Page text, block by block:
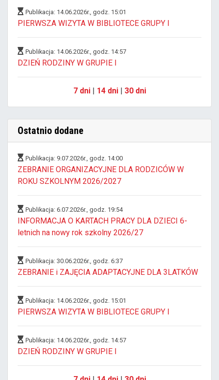
Publikacja: 14.06.2026r., godz. 15:01
PIERWSZA WIZYTA W BIBLIOTECE GRUPY I
Publikacja: 14.06.2026r., godz. 14:57
DZIEŃ RODZINY W GRUPIE I
7 dni| 14 dni| 30 dni
Ostatnio dodane
Publikacja: 9.07.2026r., godz. 14:00
ZEBRANIE ORGANIZACYJNE DLA RODZICÓW W
ROKU SZKOLNYM 2026/2027
Publikacja: 6.07.2026r., godz. 19:54
INFORMACJA O KARTACH PRACY DLA DZIECI 6-
letnich na nowy rok szkolny 2026/27
Publikacja: 30.06.2026r., godz. 6:37
ZEBRANIE i ZAJĘCIA ADAPTACYJNE DLA 3LATKÓW
Publikacja: 14.06.2026r., godz. 15:01
PIERWSZA WIZYTA W BIBLIOTECE GRUPY I
Publikacja: 14.06.2026r., godz. 14:57
DZIEŃ RODZINY W GRUPIE I